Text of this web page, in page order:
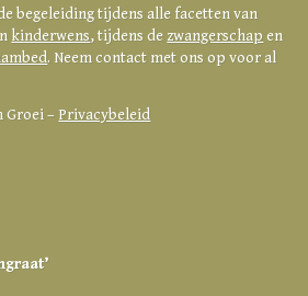
begeleiding tijdens alle facetten van
kinderwens, tijdens de zwangerschap en
. Neem contact met ons op voor al
Groei – Privacybeleid